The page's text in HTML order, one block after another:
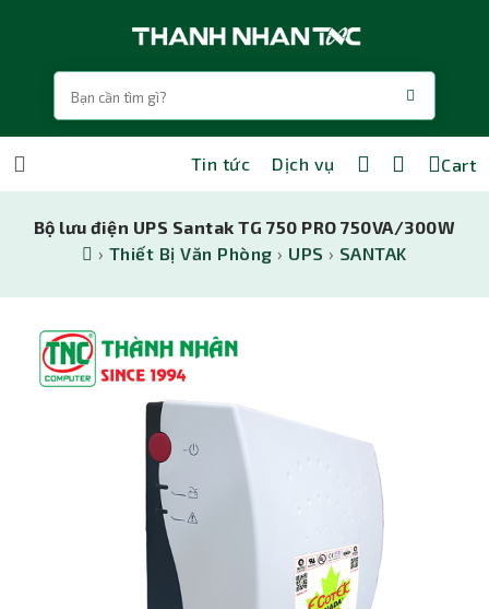
Tin tức Dịch vụ Cart
Bộ lưu điện UPS Santak TG 750 PRO 750VA/300W
›Thiết Bị Văn Phòng › UPS › SANTAK